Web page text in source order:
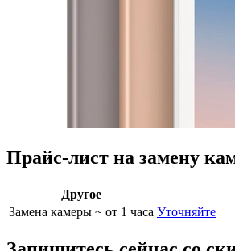
Прайс-лист на замену
Другое
Замена камеры ~ от 1 часа Уточняйте